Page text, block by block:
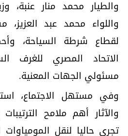
والطيار محمد منار عنبة،
واللواء محمد عبد العزيز،
لقطاع شرطة السياحة،
الاتحاد المصري للغرف
مسئولي الجهات المعنية.
وفي مستهل الاجتماع،
والآثار أهم ملامح
تجرى حاليا لنقل